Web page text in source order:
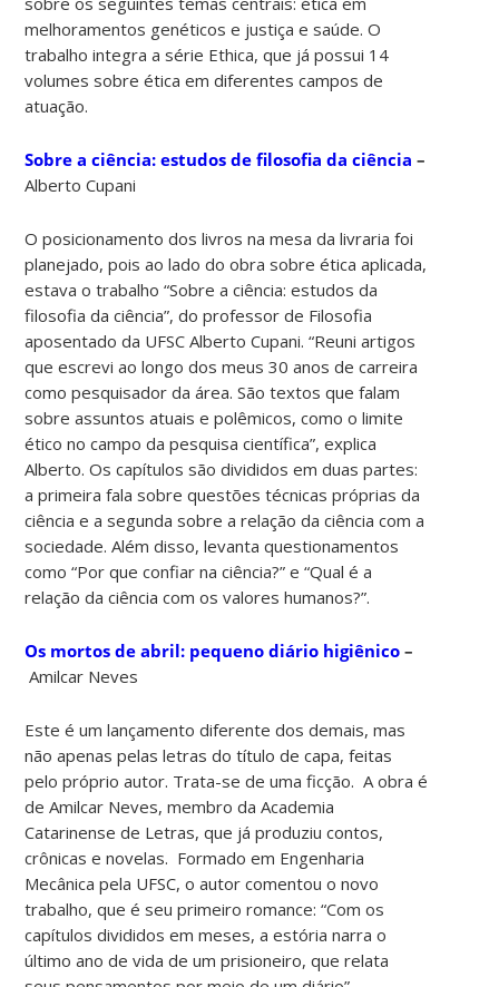
melhoramentos genéticos e justiça e saúde. O
trabalho integra a série Ethica, que já possui 14
volumes sobre ética em diferentes campos de
atuação.
Sobre a ciência: estudos de filosofia da ciência –
Alberto Cupani
O posicionamento dos livros na mesa da livraria foi
planejado, pois ao lado do obra sobre ética aplicada,
estava o trabalho “Sobre a ciência: estudos da
filosofia da ciência”, do professor de Filosofia
aposentado da UFSC Alberto Cupani. “Reuni artigos
que escrevi ao longo dos meus 30 anos de carreira
como pesquisador da área. São textos que falam
sobre assuntos atuais e polêmicos, como o limite
ético no campo da pesquisa científica”, explica
Alberto. Os capítulos são divididos em duas partes:
a primeira fala sobre questões técnicas próprias da
ciência e a segunda sobre a relação da ciência com a
sociedade. Além disso, levanta questionamentos
como “Por que confiar na ciência?” e “Qual é a
relação da ciência com os valores humanos?”.
Os mortos de abril: pequeno diário higiênico –
Amilcar Neves
Este é um lançamento diferente dos demais, mas
não apenas pelas letras do título de capa, feitas
pelo próprio autor. Trata-se de uma ficção. A obra é
de Amilcar Neves, membro da Academia
Catarinense de Letras, que já produziu contos,
crônicas e novelas. Formado em Engenharia
Mecânica pela UFSC, o autor comentou o novo
trabalho, que é seu primeiro romance: “Com os
capítulos divididos em meses, a estória narra o
último ano de vida de um prisioneiro, que relata